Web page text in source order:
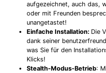
aufgezeichnet, auch das,
oder mit Freunden
unangetastet!
Einfache Installation: Die
dank seiner
was Sie für den
Klicks!
Stealth-Modus-Betrieb: